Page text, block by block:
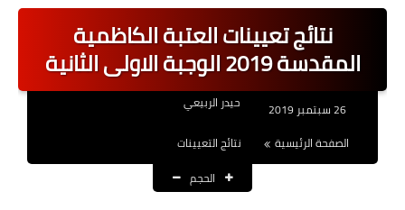
اخبار القطاع العام
اخبار القطاع الخاص
العقود والاجور اليومية
نتائج تعيينات العتبة الكاظمية
المقدسة 2019 الوجبة الاولى الثانية
26 سبتمبر 2019
حيدر الربيعي
الصفحة الرئيسية
نتائج التعيينات
الحجم